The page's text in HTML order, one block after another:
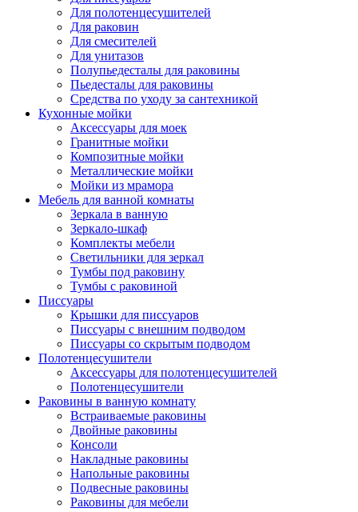
Для полотенцесушителей
Для раковин
Для смесителей
Для унитазов
Полупьедесталы для раковины
Пьедесталы для раковины
Средства по уходу за сантехникой
Кухонные мойки
Аксессуары для моек
Гранитные мойки
Композитные мойки
Металлические мойки
Мойки из мрамора
Мебель для ванной комнаты
Зеркала в ванную
Зеркало-шкаф
Комплекты мебели
Светильники для зеркал
Тумбы под раковину
Тумбы с раковиной
Писсуары
Крышки для писсуаров
Писсуары с внешним подводом
Писсуары со скрытым подводом
Полотенцесушители
Аксессуары для полотенцесушителей
Полотенцесушители
Раковины в ванную комнату
Встраиваемые раковины
Двойные раковины
Консоли
Накладные раковины
Напольные раковины
Подвесные раковины
Раковины для мебели